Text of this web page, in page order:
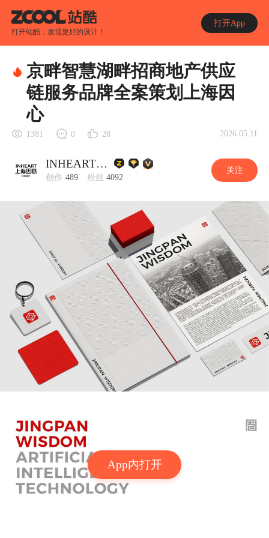
打开站酷，发现更好的设计！
打开App
App内打开
京畔智慧湖畔招商地产供应
链服务品牌全案策划上海因
心
1381 0 28 2026.05.11
INHEART上海因心
创作 489 粉丝 4092
关注